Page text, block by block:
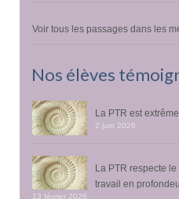
Voir tous les passages dans les
Nos élèves
La PTR est
2 juin 2026
La PTR respecte
travail en
13 février 2026